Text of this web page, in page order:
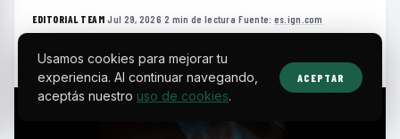
EDITORIAL TEAM·Jul 29, 2026·2 min de lectura·Fuente: es.ign.com
Usamos cookies para mejorar tu
experiencia. Al continuar navegando,
aceptás nuestro uso de cookies.
ACEPTAR